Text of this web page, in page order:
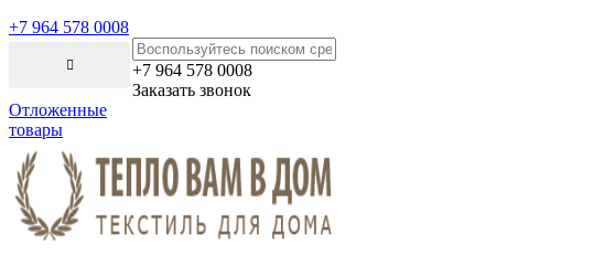
+7 964 578 0008
+7 964 578 0008
Заказать звонок
Отложенные
товары